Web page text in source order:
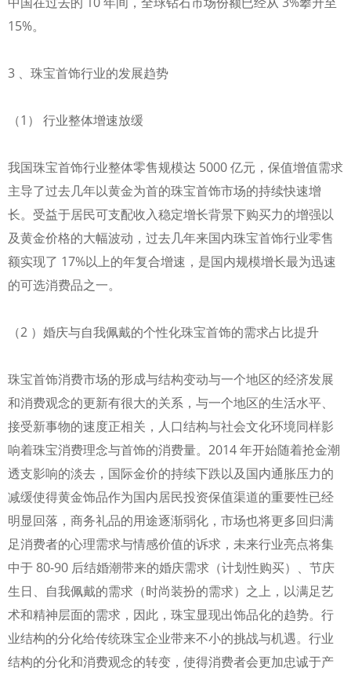
15%。
3 、珠宝首饰行业的发展趋势
（1） 行业整体增速放缓
我国珠宝首饰行业整体零售规模达 5000 亿元，保值增值需求
主导了过去几年以黄金为首的珠宝首饰市场的持续快速增
长。受益于居民可支配收入稳定增长背景下购买力的增强以
及黄金价格的大幅波动，过去几年来国内珠宝首饰行业零售
额实现了 17%以上的年复合增速，是国内规模增长最为迅速
的可选消费品之一。
（2 ）婚庆与自我佩戴的个性化珠宝首饰的需求占比提升
珠宝首饰消费市场的形成与结构变动与一个地区的经济发展
和消费观念的更新有很大的关系，与一个地区的生活水平、
接受新事物的速度正相关，人口结构与社会文化环境同样影
响着珠宝消费理念与首饰的消费量。2014 年开始随着抢金潮
透支影响的淡去，国际金价的持续下跌以及国内通胀压力的
减缓使得黄金饰品作为国内居民投资保值渠道的重要性已经
明显回落，商务礼品的用途逐渐弱化，市场也将更多回归满
足消费者的心理需求与情感价值的诉求，未来行业亮点将集
中于 80-90 后结婚潮带来的婚庆需求（计划性购买）、节庆
生日、自我佩戴的需求（时尚装扮的需求）之上，以满足艺
术和精神层面的需求，因此，珠宝显现出饰品化的趋势。行
业结构的分化给传统珠宝企业带来不小的挑战与机遇。行业
结构的分化和消费观念的转变，使得消费者会更加忠诚于产